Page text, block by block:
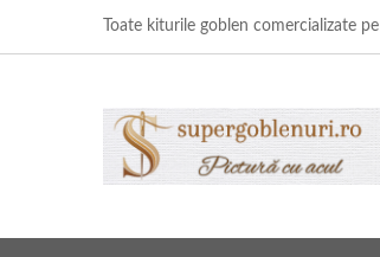
Toate kiturile goblen comercializate